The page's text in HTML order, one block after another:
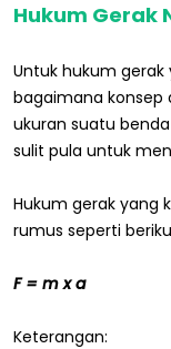
Hukum Gerak
Untuk hukum
bagaimana konsep
ukuran suatu
sulit pula untuk
Hukum gerak yang
rumus seperti
F = m x a
Keterangan: